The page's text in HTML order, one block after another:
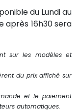
du Lundi au
après 16h30 sera
sur les modèles et
du prix affiché sur
et le paiement
automatiques.